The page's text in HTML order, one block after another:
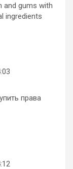
and gums with
ingredients
права